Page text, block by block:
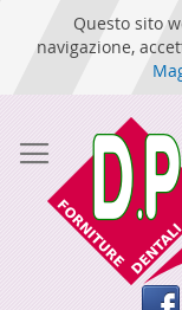
Questo sito
navigazione,